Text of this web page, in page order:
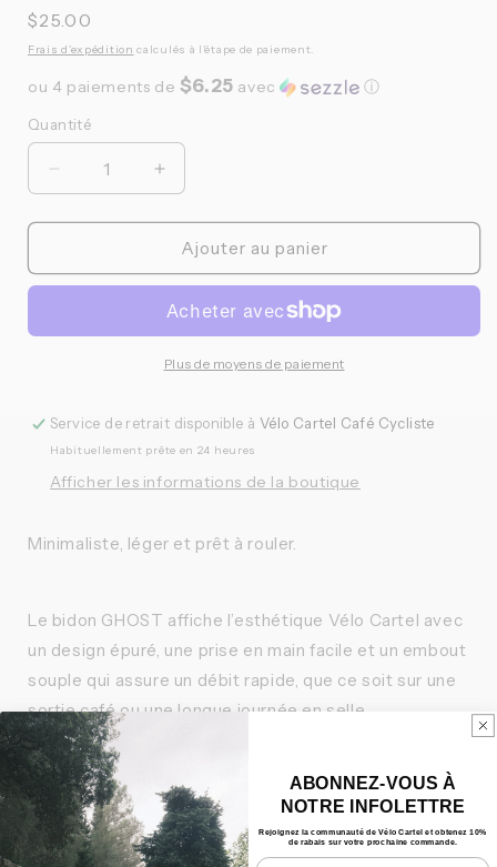
Prix
habituel
$25.00
Frais d'expédition calculés à l'étape de paiement.
ou 4 paiements de $6.25 avec ⓘ
Quantité
Quantité
Réduire
la
quantité
Velo
Bidon
Augmenter
la
quantité
Velo
Bidon
GHOST
Ajouter au panier
Plus de moyens de paiement
Service de retrait disponible à Vélo Cartel Café Cycliste
Habituellement prête en 24 heures
Afficher les informations de la boutique
Minimaliste, léger et prêt à rouler.
Le bidon GHOST affiche l’esthétique Vélo Cartel avec
un design épuré, une prise en main facile et un embout
souple qui assure un débit rapide, que ce soit sur une
sortie café ou une longue journée en selle.
Caractéristiques
Nos Bundles
ABONNEZ-VOUS À
NOTRE INFOLETTRE
Rejoignez la communauté de Vélo Cartel et obtenez 10%
de rabais sur votre prochaine commande.
Email